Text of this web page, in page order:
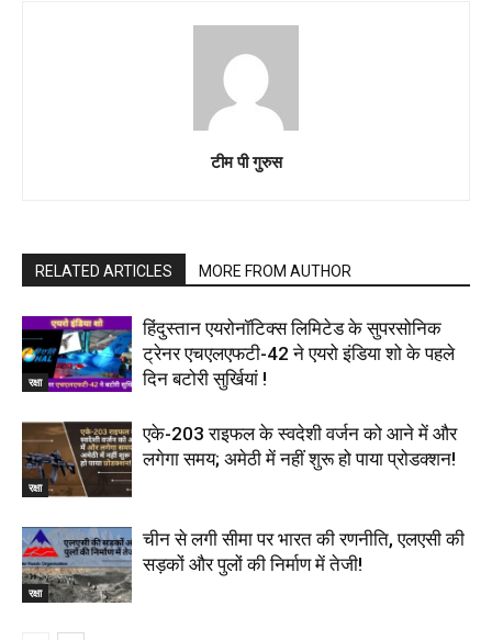
टीम पी गुरुस
RELATED ARTICLES MORE FROM AUTHOR
रक्षा
हिंदुस्तान एयरोनॉटिक्स लिमिटेड के सुपरसोनिक
ट्रेनर एचएलएफटी-42 ने एयरो इंडिया शो के पहले
दिन बटोरी सुर्खियां !
रक्षा
एके-203 राइफल के स्वदेशी वर्जन को आने में और
लगेगा समय; अमेठी में नहीं शुरू हो पाया प्रोडक्शन!
रक्षा
चीन से लगी सीमा पर भारत की रणनीति, एलएसी की
सड़कों और पुलों की निर्माण में तेजी!